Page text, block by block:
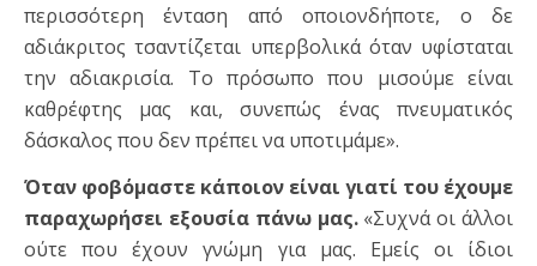
περισσότερη ένταση από οποιονδήποτε, ο δε
αδιάκριτος τσαντίζεται υπερβολικά όταν υφίσταται
την αδιακρισία. Το πρόσωπο που μισούμε είναι
καθρέφτης μας και, συνεπώς ένας πνευματικός
δάσκαλος που δεν πρέπει να υποτιμάμε».
Όταν φοβόμαστε κάποιον είναι γιατί του έχουμε
παραχωρήσει εξουσία πάνω μας.«Συχνά οι άλλοι
ούτε που έχουν γνώμη για μας. Εμείς οι ίδιοι